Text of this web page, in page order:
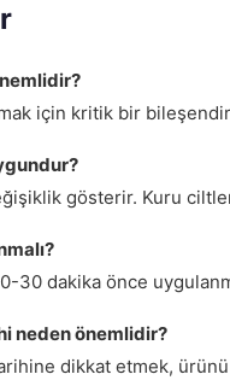
için kritik bir
gösterir. Kuru
30 dakika önce
neden önemlidir?
dikkat etmek,